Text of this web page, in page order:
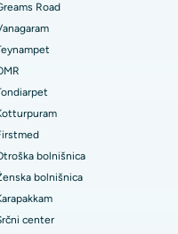
Chennai
v Hyderabadu
Chennaiju
v Chennaiju
Karur
v Chennaiju
Road
bolnišnica
bolnišnica
center